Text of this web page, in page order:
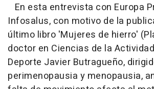
En esta entrevista con Europa
Infosalus, con motivo de la
último libro 'Mujeres de hierro'
doctor en Ciencias de la
Deporte Javier Butragueño,
perimenopausia y menopausia,